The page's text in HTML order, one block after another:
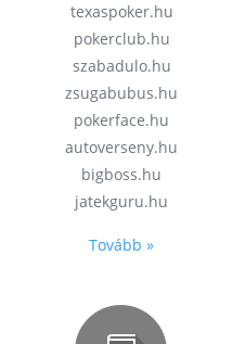
texaspoker.hu
pokerclub.hu
szabadulo.hu
zsugabubus.hu
pokerface.hu
autoverseny.hu
bigboss.hu
jatekguru.hu
Tovább »